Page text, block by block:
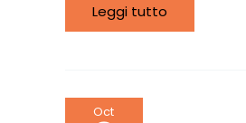
Leggi tutto
Oct
Digital
Platforms